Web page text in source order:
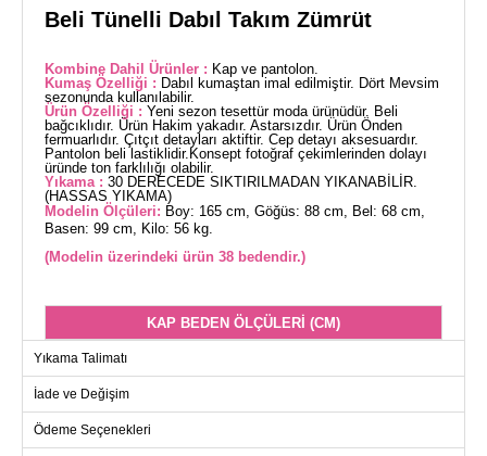
Beli Tünelli Dabıl Takım Zümrüt
Kombine Dahil Ürünler : Kap ve pantolon.
Kumaş Özelliği : Dabıl kumaştan imal edilmiştir. Dört Mevsim
sezonunda kullanılabilir.
Ürün Özelliği : Yeni sezon tesettür moda ürünüdür. Beli
bağcıklıdır. Ürün Hakim yakadır. Astarsızdır. Ürün Önden
fermuarlıdır. Çıtçıt detayları aktiftir. Cep detayı aksesuardır.
Pantolon beli lastiklidir.Konsept fotoğraf çekimlerinden dolayı
üründe ton farklılığı olabilir.
Yıkama : 30 DERECEDE SIKTIRILMADAN YIKANABİLİR.
(HASSAS YIKAMA)
Modelin Ölçüleri: Boy: 165 cm, Göğüs: 88 cm, Bel: 68 cm,
Basen: 99 cm, Kilo: 56 kg.
(Modelin üzerindeki ürün 38 bedendir.)
KAP BEDEN ÖLÇÜLERİ (CM)
Beden
40
102
119
42
Yıkama Talimatı
İade ve Değişim
Ödeme Seçenekleri